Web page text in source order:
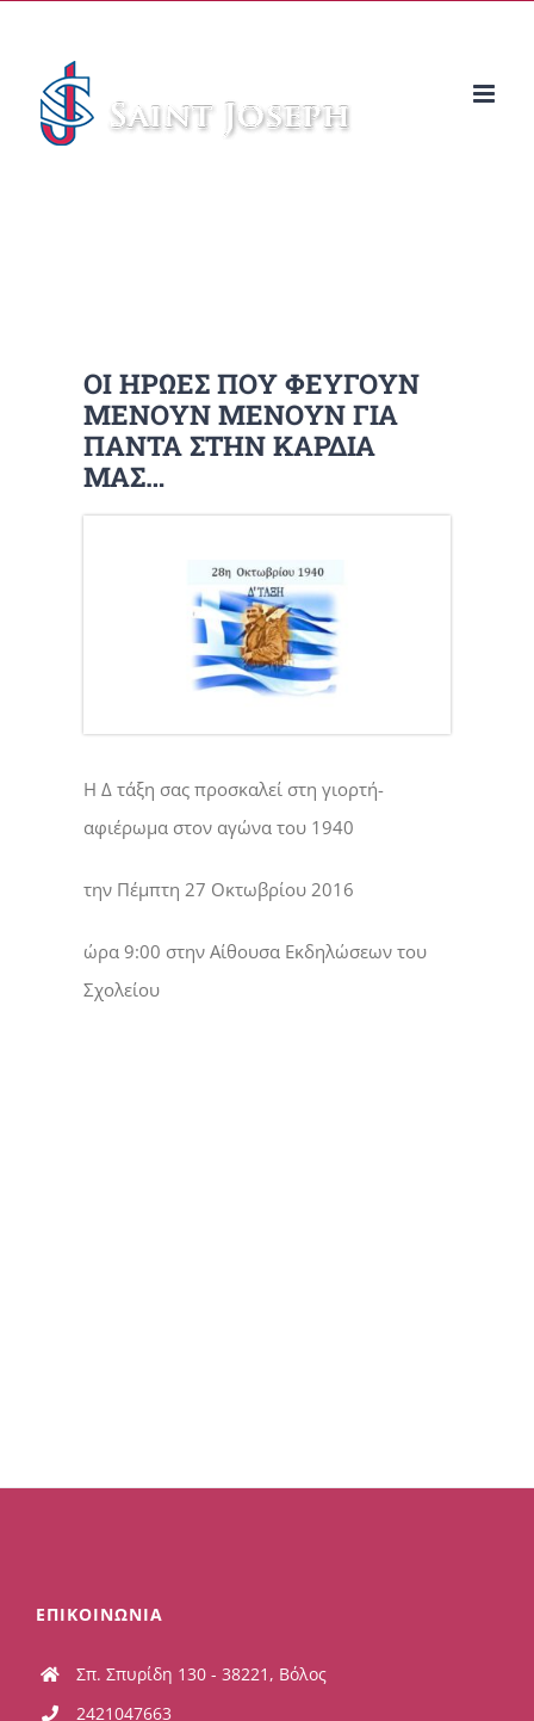
περιεχόμενο
ΟΙ ΗΡΩΕΣ ΠΟΥ ΦΕΥΓΟΥΝ
ΜΕΝΟΥΝ ΜΕΝΟΥΝ ΓΙΑ
ΠΑΝΤΑ ΣΤΗΝ ΚΑΡΔΙΑ
ΜΑΣ…
Η Δ τάξη σας προσκαλεί στη γιορτή-
αφιέρωμα στον αγώνα του 1940
την Πέμπτη 27 Οκτωβρίου 2016
ώρα 9:00 στην Αίθουσα Εκδηλώσεων του
Σχολείου
ΕΠΙΚΟΙΝΩΝΙΑ
Σπ. Σπυρίδη 130 - 38221, Βόλος
2421047663